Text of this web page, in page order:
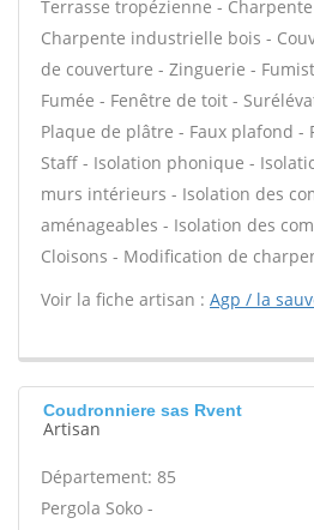
Terrasse tropézienne -
Charpente industrielle bois -
de couverture - Zinguerie -
Fumée - Fenêtre de toit -
Plaque de plâtre - Faux plafond
Staff - Isolation phonique -
murs intérieurs - Isolation des
aménageables - Isolation des
Cloisons - Modification de
Voir la fiche artisan : Agp / la
Coudronniere sas Rvent
Artisan
Département: 85
Pergola Soko -